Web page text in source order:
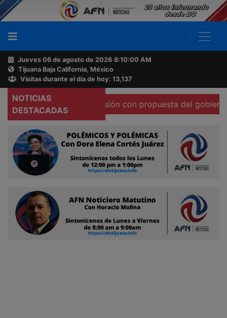
Jueves 06 de agosto de 2026 8:10:01 AM
Tijuana Baja California, México
Visitas durante el día de hoy: 13,137
NOTICIAS
DESTACADAS
de expresión con propuesta del gobierno federal
Buscador
Acerca
de
AFN
Ventas
Contacto
Reportero
Ciudadano